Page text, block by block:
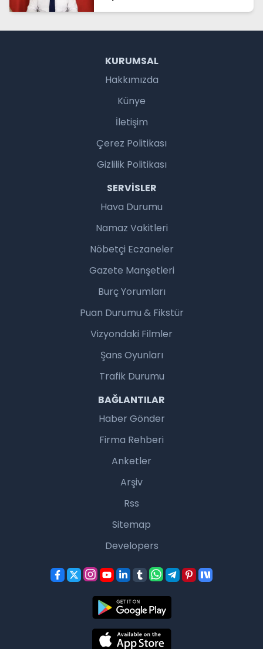
Kurulmalıdır
KURUMSAL
Hakkımızda
Künye
İletişim
Çerez Politikası
Gizlilik Politikası
SERVISLER
Hava Durumu
Namaz Vakitleri
Nöbetçi Eczaneler
Gazete Manşetleri
Burç Yorumları
Puan Durumu & Fikstür
Vizyondaki Filmler
Şans Oyunları
Trafik Durumu
BAĞLANTILAR
Haber Gönder
Firma Rehberi
Anketler
Arşiv
Rss
Sitemap
Developers